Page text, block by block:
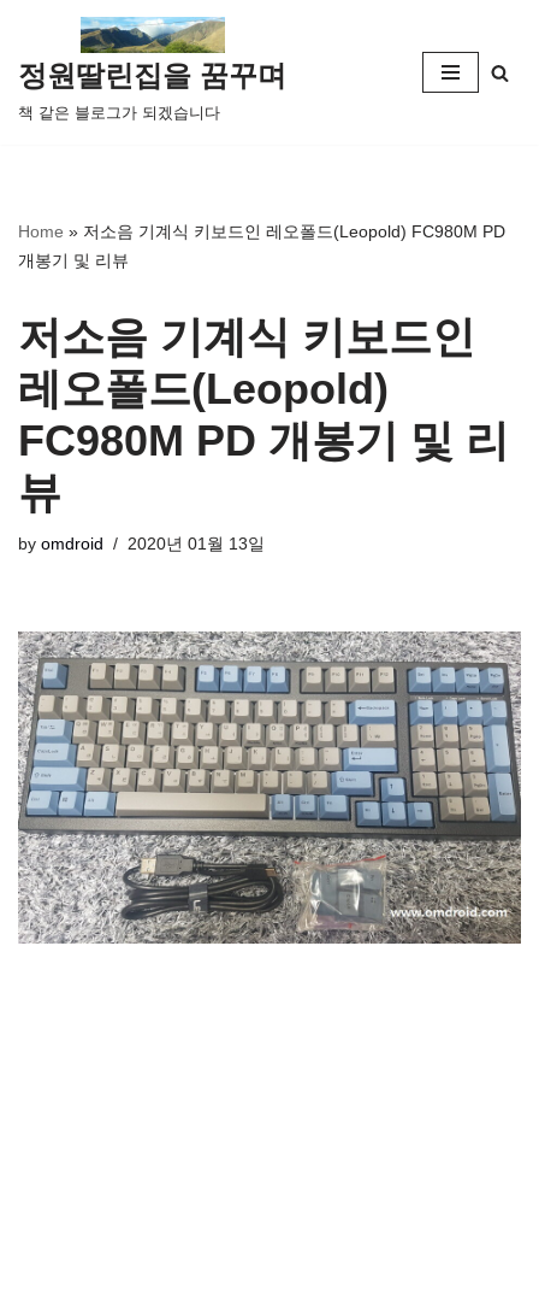
콘
텐
츠
뛰
기
정원딸린집을 꿈꾸며
책 같은 블로그가 되겠습니다
Home » 저소음 기계식 키보드인 레오폴드(Leopold) FC980M PD
개봉기 및 리뷰
저소음 기계식 키보드인
레오폴드(Leopold)
FC980M PD 개봉기 및 리
뷰
by omdroid 2020년 01월 13일